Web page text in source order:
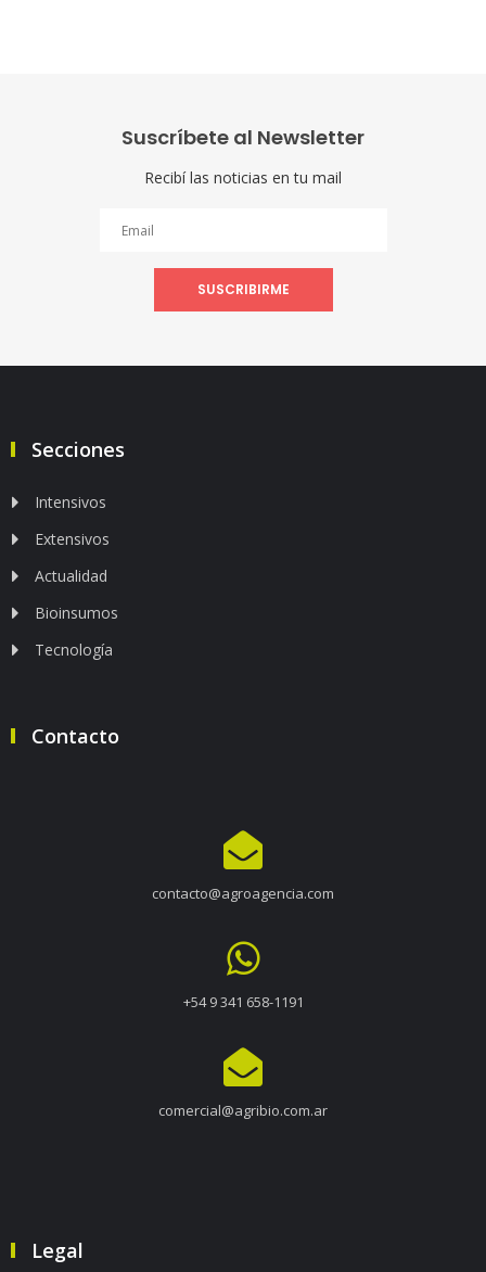
Suscríbete al Newsletter
Recibí las noticias en tu mail
SUSCRIBIRME
Secciones
Intensivos
Extensivos
Actualidad
Bioinsumos
Tecnología
Contacto
contacto@agroagencia.com
+54 9 341 658-1191
comercial@agribio.com.ar
Legal